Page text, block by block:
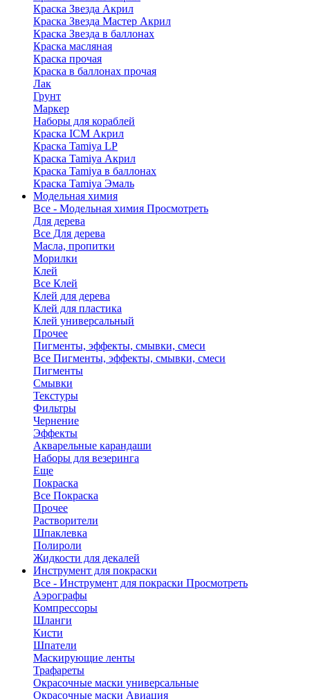
Краска Звезда Акрил
Краска Звезда Мастер Акрил
Краска Звезда в баллонах
Краска масляная
Краска прочая
Краска в баллонах прочая
Лак
Грунт
Маркер
Наборы для кораблей
Краска ICM Акрил
Краска Tamiya LP
Краска Tamiya Акрил
Краска Tamiya в баллонах
Краска Tamiya Эмаль
Модельная химия
Все - Модельная химия Просмотреть
Для дерева
Все Для дерева
Масла, пропитки
Морилки
Клей
Все Клей
Клей для дерева
Клей для пластика
Клей универсальный
Прочее
Пигменты, эффекты, смывки, смеси
Все Пигменты, эффекты, смывки, смеси
Пигменты
Смывки
Текстуры
Фильтры
Чернение
Эффекты
Акварельные карандаши
Наборы для везеринга
Еще
Покраска
Все Покраска
Прочее
Растворители
Шпаклевка
Полироли
Жидкости для декалей
Инструмент для покраски
Все - Инструмент для покраски Просмотреть
Аэрографы
Компрессоры
Шланги
Кисти
Шпатели
Маскирующие ленты
Трафареты
Окрасочные маски универсальные
Окрасочные маски Авиация